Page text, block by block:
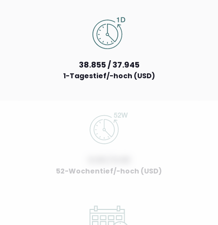
38.855 / 37.945
1-Tagestief/-hoch (USD)
52-Wochentief/-hoch (USD)